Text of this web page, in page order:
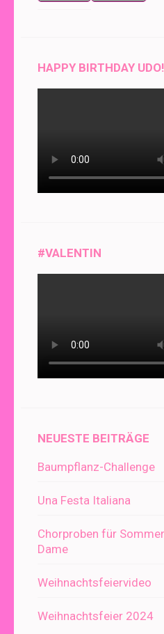
HAPPY BIRTHDAY UDO!
#VALENTIN
NEUESTE BEITRÄGE
Baumpflanz-Challenge
Una Festa Italiana
Chorproben für
Dame
Weihnachtsfeiervideo
Weihnachtsfeier 2024